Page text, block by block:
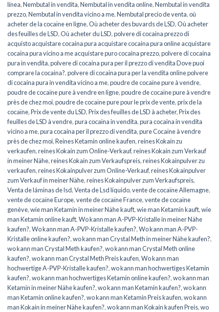
línea,Nembutal in vendita,Nembutal in vendita online,Nembutal in vendita
prezzo,Nembutal in vendita vicino a me,Nembutal precio de venta,où
acheter de la cocaïne en ligne,Où acheter des buvards de LSD,Où acheter
des feuilles de LSD,Où acheter du LSD,polvere di cocaina prezzo di
acquisto acquistare cocaina pura acquistare cocaina pura online acquistare
cocaina pura vicino a me acquistare puro cocaina prezzo,polvere di cocaina
pura in vendita,polvere di cocaina pura per il prezzo di vendita Dove puoi
comprare la cocaina?,polvere di cocaina pura per la vendita online polvere
di cocaina pura in vendita vicino a me,poudre de cocaïne pure à vendre,
poudre de cocaïne pure à vendre en ligne,poudre de cocaïne pure à vendre
près de chez moi,poudre de cocaïne pure pour le prix de vente,prix de la
cocaïne,Prix de vente du LSD,Prix des feuilles de LSD à acheter,Prix des
feuilles de LSD à vendre,pura cocaina in vendita,pura cocaina in vendita
vicino a me,pura cocaina per il prezzo di vendita,pure Cocaïne à vendre
près de chez moi,Reines Ketamin online kaufen,reines Kokain zu
verkaufen,reines Kokain zum Online-Verkauf,reines Kokain zum Verkauf
in meiner Nähe,reines Kokain zum Verkaufspreis,reines Kokainpulver zu
verkaufen,reines Kokainpulver zum Online-Verkauf,reines Kokainpulver
zum Verkauf in meiner Nähe,reines Kokainpulver zum Verkaufspreis,
Venta de láminas de lsd,Venta de Lsd líquido,vente de cocaïne Allemagne,
vente de cocaïne Europe,vente de cocaïne France,vente de cocaïne
genève,wie man Ketamin in meiner Nähe kauft,wie man Ketamin kauft,wie
man Ketamin online kauft,Wo kann man A-PVP-Kristalle in meiner Nähe
kaufen?,Wo kann man A-PVP-Kristalle kaufen?,Wo kann man A-PVP-
Kristalle online kaufen?,wo kann man Crystal Meth in meiner Nähe kaufen?,
wo kann man Crystal Meth kaufen?,wo kann man Crystal Meth online
kaufen?,wo kann man Crystal Meth Preis kaufen,Wo kann man
hochwertige A-PVP-Kristalle kaufen?,wo kann man hochwertiges Ketamin
kaufen?,wo kann man hochwertiges Ketamin online kaufen?,wo kann man
Ketamin in meiner Nähe kaufen?,wo kann man Ketamin kaufen?,wo kann
man Ketamin online kaufen?,wo kann man Ketamin Preis kaufen,wo kann
man Kokain in meiner Nähe kaufen?,wo kann man Kokain kaufen Preis,wo